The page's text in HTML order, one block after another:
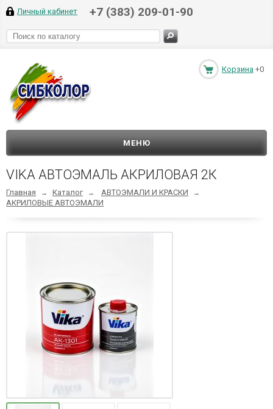
Личный кабинет +7 (383) 209-01-90
Корзина +0
МЕНЮ
VIKA АВТОЭМАЛЬ АКРИЛОВАЯ 2К
Главная → Каталог → АВТОЭМАЛИ И КРАСКИ →
АКРИЛОВЫЕ АВТОЭМАЛИ